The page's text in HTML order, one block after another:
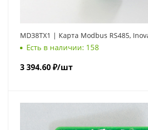
MD38TX1 | Карта Modbus RS485,
Есть в наличии: 158
3 394.60₽/шт